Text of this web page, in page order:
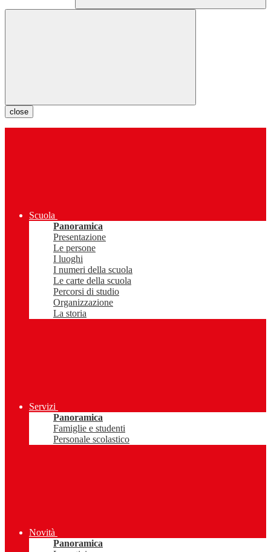
close
Scuola
Panoramica
Presentazione
Le persone
I luoghi
I numeri della scuola
Le carte della scuola
Percorsi di studio
Organizzazione
La storia
Servizi
Panoramica
Famiglie e studenti
Personale scolastico
Novità
Panoramica